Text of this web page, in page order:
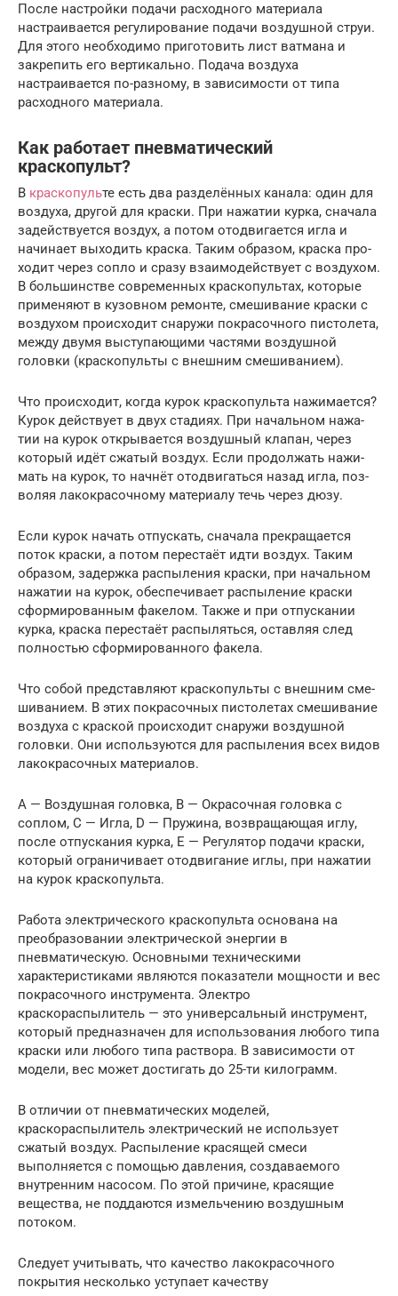
После настройки подачи расходного материала
настраивается регулирование подачи воздушной струи.
Для этого необходимо приготовить лист ватмана и
закрепить его вертикально. Подача воздуха
настраивается по-разному, в зависимости от типа
расходного материала.
Как работает пневматический
краскопульт?
В крас­ко­пуль­те есть два раз­де­лён­ных кана­ла: один для
воз­ду­ха, дру­гой для крас­ки. При нажа­тии кур­ка, сна­ча­ла
задей­ству­ет­ся воз­дух, а потом ото­дви­га­ет­ся игла и
начи­на­ет выхо­дить крас­ка. Таким обра­зом, крас­ка про­
хо­дит через сопло и сра­зу вза­и­мо­дей­ству­ет с воз­ду­хом.
В боль­шин­стве совре­мен­ных крас­ко­пуль­тах, кото­рые
при­ме­ня­ют в кузов­ном ремон­те, сме­ши­ва­ние крас­ки с
воз­ду­хом про­ис­хо­дит сна­ру­жи покра­соч­но­го писто­ле­та,
меж­ду дву­мя высту­па­ю­щи­ми частя­ми воз­душ­ной
голов­ки (крас­ко­пуль­ты с внеш­ним смешиванием).
Что про­ис­хо­дит, когда курок крас­ко­пуль­та нажи­ма­ет­ся?
Курок дей­ству­ет в двух ста­ди­ях. При началь­ном нажа­
тии на курок откры­ва­ет­ся воз­душ­ный кла­пан, через
кото­рый идёт сжа­тый воз­дух. Если про­дол­жать нажи­
мать на курок, то нач­нёт ото­дви­гать­ся назад игла, поз­
во­ляя лако­кра­соч­но­му мате­ри­а­лу течь через дюзу.
Если курок начать отпус­кать, сна­ча­ла пре­кра­ща­ет­ся
поток крас­ки, а потом пере­ста­ёт идти воз­дух. Таким
обра­зом, задерж­ка рас­пы­ле­ния крас­ки, при началь­ном
нажа­тии на курок, обес­пе­чи­ва­ет рас­пы­ле­ние крас­ки
сфор­ми­ро­ван­ным факе­лом. Так­же и при отпус­ка­нии
кур­ка, крас­ка пере­ста­ёт рас­пы­лять­ся, остав­ляя след
пол­но­стью сфор­ми­ро­ван­но­го факела.
Что собой пред­став­ля­ют крас­ко­пуль­ты с внеш­ним сме­
ши­ва­ни­ем. В этих покра­соч­ных писто­ле­тах сме­ши­ва­ние
воз­ду­ха с крас­кой про­ис­хо­дит сна­ру­жи воз­душ­ной
голов­ки. Они исполь­зу­ют­ся для рас­пы­ле­ния всех видов
лако­кра­соч­ных материалов.
A — Воз­душ­ная голов­ка, B — Окра­соч­ная голов­ка с
соплом, C — Игла, D — Пру­жи­на, воз­вра­ща­ю­щая иглу,
после отпус­ка­ния кур­ка, E — Регу­ля­тор пода­чи крас­ки,
кото­рый огра­ни­чи­ва­ет ото­дви­га­ние иглы, при нажа­тии
на курок краскопульта.
Работа электрического краскопульта основана на
преобразовании электрической энергии в
пневматическую. Основными техническими
характеристиками являются показатели мощности и вес
покрасочного инструмента. Электро
краскораспылитель — это универсальный инструмент,
который предназначен для использования любого типа
краски или любого типа раствора. В зависимости от
модели, вес может достигать до 25-ти килограмм.
В отличии от пневматических моделей,
краскораспылитель электрический не использует
сжатый воздух. Распыление красящей смеси
выполняется с помощью давления, создаваемого
внутренним насосом. По этой причине, красящие
вещества, не поддаются измельчению воздушным
потоком.
Следует учитывать, что качество лакокрасочного
покрытия несколько уступает качеству